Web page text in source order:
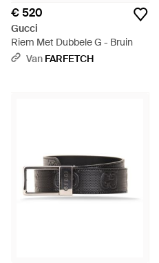
€ 520
Gucci
Riem Met Dubbele G - Bruin
Van FARFETCH